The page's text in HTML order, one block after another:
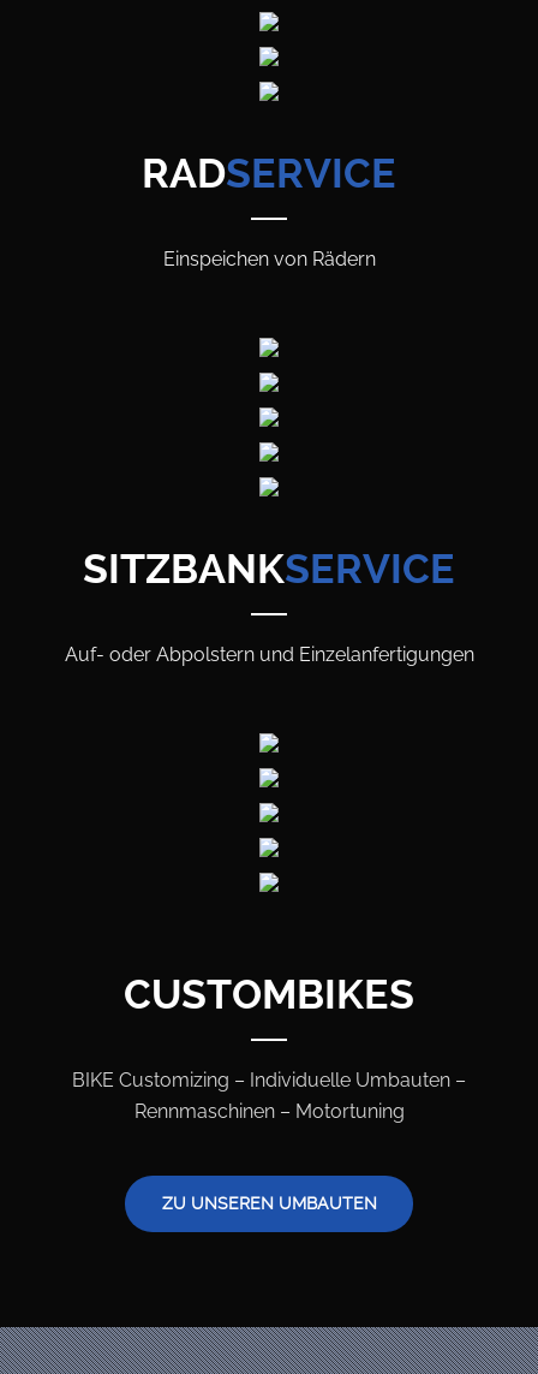
RADSERVICE
Einspeichen von Rädern
SITZBANKSERVICE
Auf- oder Abpolstern und Einzelanfertigungen
CUSTOMBIKES
BIKE Customizing – Individuelle Umbauten –
Rennmaschinen – Motortuning
ZU UNSEREN UMBAUTEN